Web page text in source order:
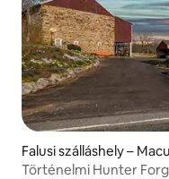
Falusi szálláshely –
Történelmi Hunter